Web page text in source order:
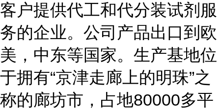
客户提供代工和代分装试剂服
务的企业。公司产品出口到欧
美，中东等国家。生产基地位
于拥有“京津走廊上的明珠”之
称的廊坊市，占地80000多平